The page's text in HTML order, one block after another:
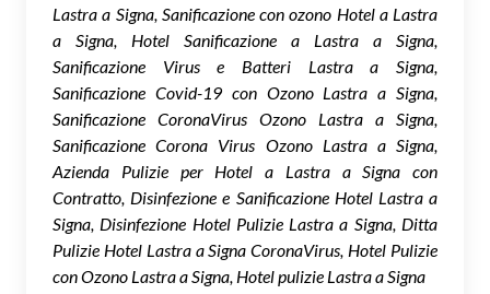
Lastra a Signa, Sanificazione con ozono Hotel a Lastra
a Signa, Hotel Sanificazione a Lastra a Signa,
Sanificazione Virus e Batteri Lastra a Signa,
Sanificazione Covid-19 con Ozono Lastra a Signa,
Sanificazione CoronaVirus Ozono Lastra a Signa,
Sanificazione Corona Virus Ozono Lastra a Signa,
Azienda Pulizie per Hotel a Lastra a Signa con
Contratto, Disinfezione e Sanificazione Hotel Lastra a
Signa, Disinfezione Hotel Pulizie Lastra a Signa, Ditta
Pulizie Hotel Lastra a Signa CoronaVirus, Hotel Pulizie
con Ozono Lastra a Signa, Hotel pulizie Lastra a Signa